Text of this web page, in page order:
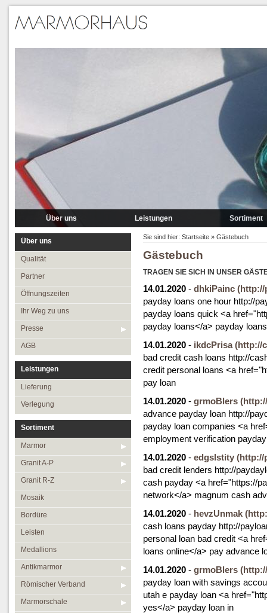
Über uns
Partner
Ihr Weg zu uns
Presse
Leistungen
Lieferung
Verlegung
Sortiment
Marmor
Granit R-Z
Mosaik
Bordüre
Leisten
Medallions
Antikmarmor
Über uns
Qualität
Partner
Öffnungszeiten
Ihr Weg zu uns
Presse
AGB
Leistungen
Lieferung
Verlegung
Sortiment
Marmor
Granit A-P
Granit R-Z
Mosaik
Bordüre
Leisten
Medallions
Antikmarmor
Römischer Verband
Marmorschale
Sie sind hier: Startseite » Gästebuch
Gästebuch
TRAGEN SIE SICH IN UNSER
14.01.2020 - dhkiPainc (http://
payday loans one hour http://
payday loans quick <a
payday loans</a> payday
14.01.2020 - ikdcPrisa (http://
bad credit cash loans http://
credit personal loans <a
pay loan
14.01.2020 - grmoBlers
advance payday loan http://
payday loan companies <a
employment verification
14.01.2020 - edgslstity (http://
bad credit lenders http://
cash payday <a href="https://
network</a> magnum cash
14.01.2020 - hevzUnmak
cash loans payday http://
personal loan bad credit <a
loans online</a> pay advance
14.01.2020 - grmoBlers
payday loan with savings
utah e payday loan <a
yes</a> payday loan in